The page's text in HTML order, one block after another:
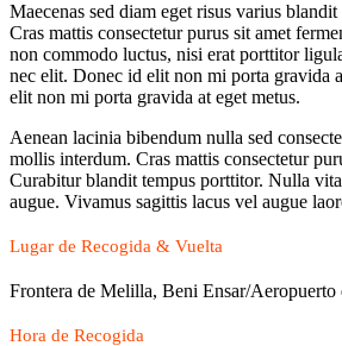
Maecenas sed diam eget risus varius
Cras mattis consectetur purus sit amet
non commodo luctus, nisi erat porttitor
nec elit. Donec id elit non mi porta gravida
elit non mi porta gravida at eget metus.
Aenean lacinia bibendum nulla sed
mollis interdum. Cras mattis consectetur
Curabitur blandit tempus porttitor. Nulla
augue. Vivamus sagittis lacus vel augue
Lugar de Recogida & Vuelta
Frontera de Melilla, Beni Ensar/Aeropuerto
Hora de Recogida